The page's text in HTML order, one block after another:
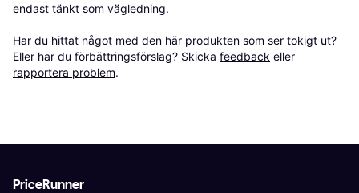
endast tänkt som vägledning.
Har du hittat något med den här produkten som ser tokigt ut?
Eller har du förbättringsförslag? Skicka feedback eller
rapportera problem.
PriceRunner